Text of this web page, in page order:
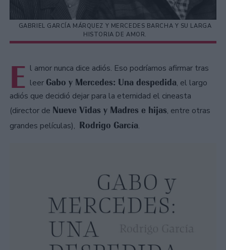
GABRIEL GARCÍA MÁRQUEZ Y MERCEDES BARCHA Y SU LARGA
HISTORIA DE AMOR.
E l amor nunca dice adiós. Eso podríamos afirmar tras
leer Gabo y Mercedes: Una despedida, el largo
adiós que decidió dejar para la eternidad el cineasta
(director de Nueve Vidas y Madres e hijas, entre otras
grandes películas), Rodrigo García.